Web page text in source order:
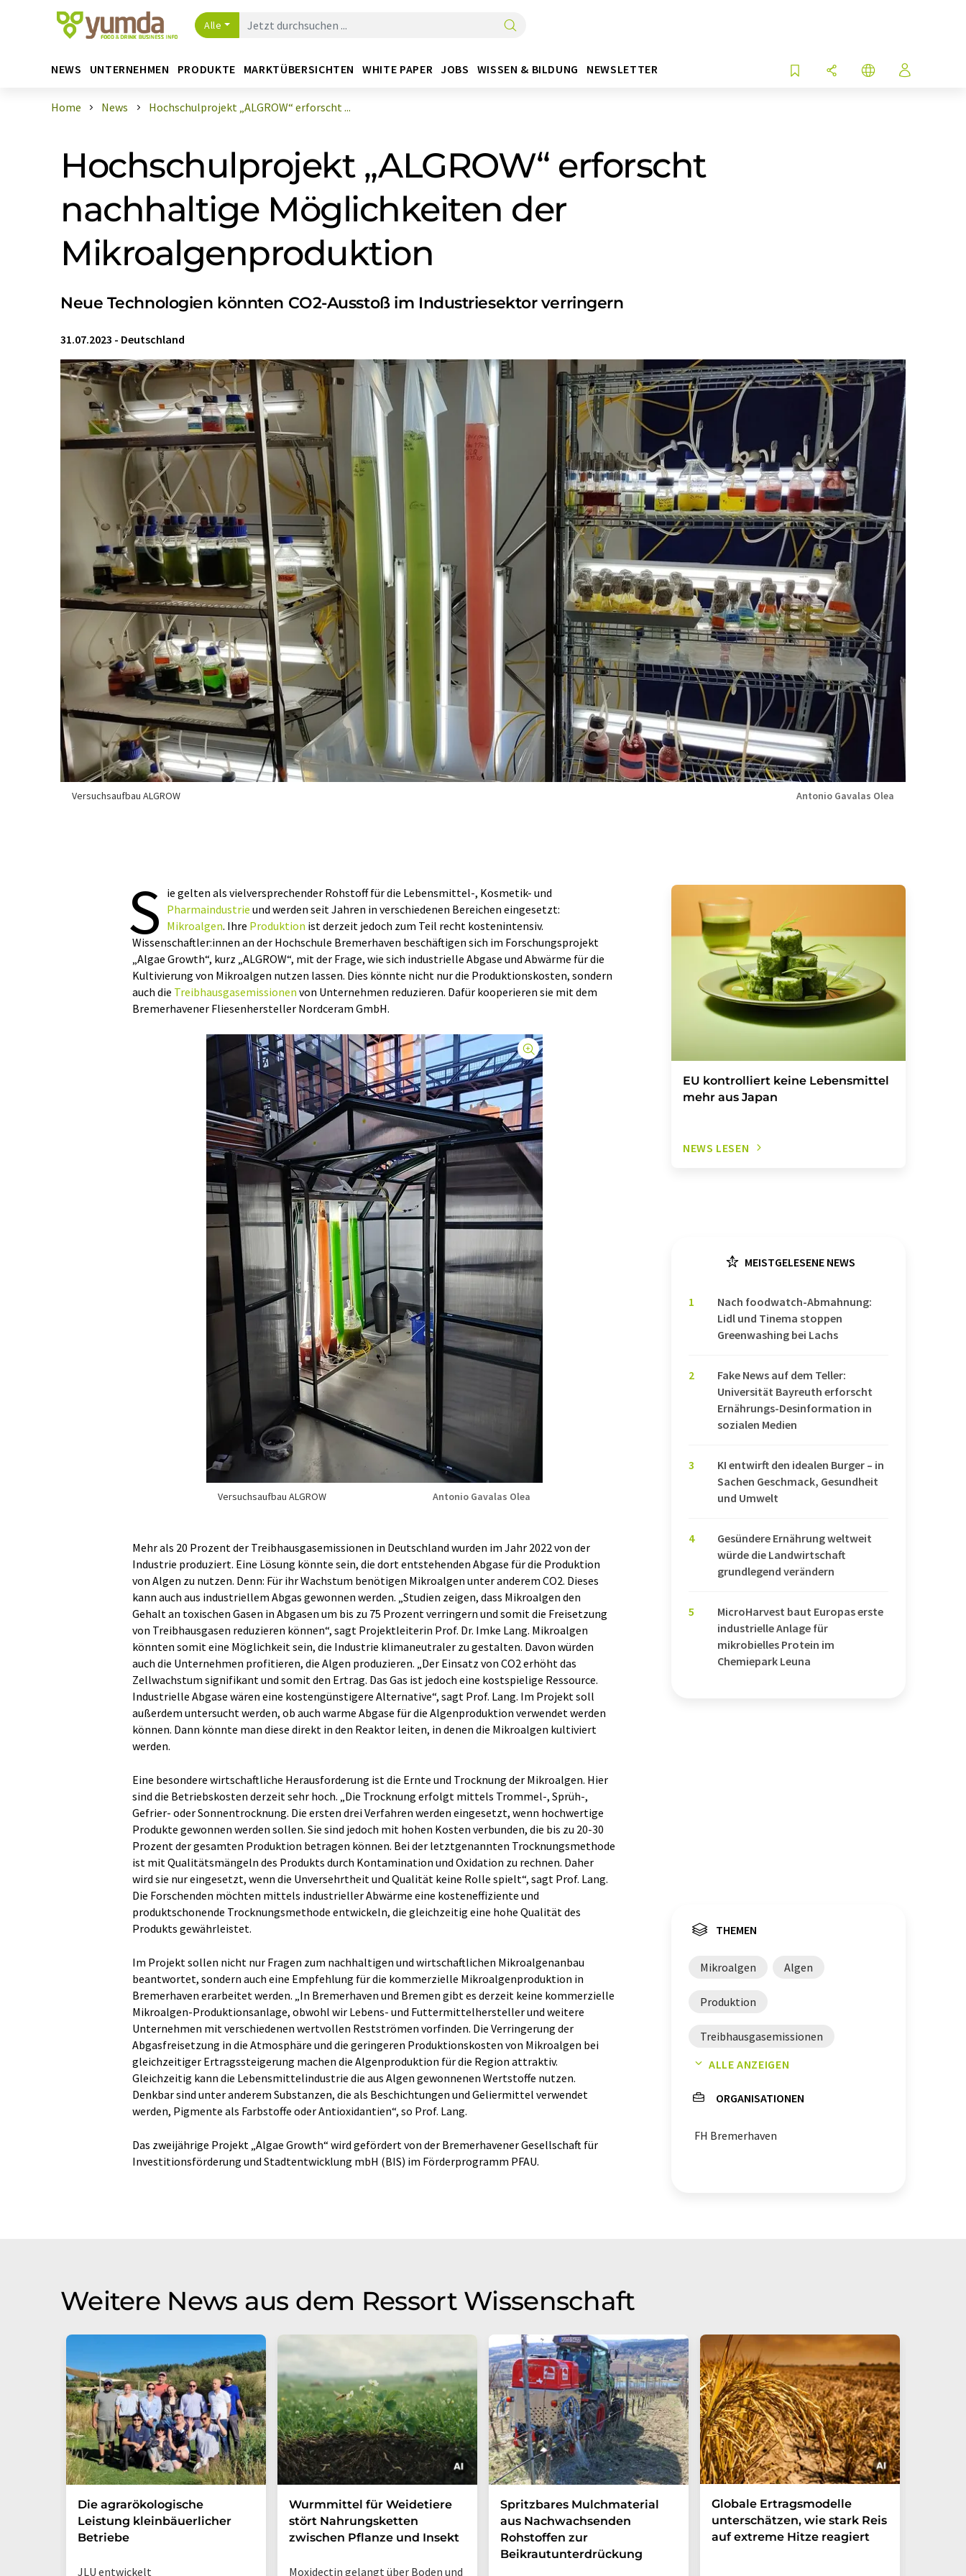
Alle
NEWS UNTERNEHMEN PRODUKTE MARKTÜBERSICHTEN WHITE PAPER JOBS WISSEN & BILDUNG NEWSLETTER
Home News Hochschulprojekt „ALGROW“ erforscht ...
Hochschulprojekt „ALGROW“ erforscht
nachhaltige Möglichkeiten der
Mikroalgenproduktion
Neue Technologien könnten CO2-Ausstoß im Industriesektor verringern
31.07.2023 - Deutschland
Versuchsaufbau ALGROW Antonio Gavalas Olea
S ie gelten als vielversprechender Rohstoff für die Lebensmittel-, Kosmetik- und
Pharmaindustrie und werden seit Jahren in verschiedenen Bereichen eingesetzt:
Mikroalgen. Ihre Produktion ist derzeit jedoch zum Teil recht kostenintensiv.
Wissenschaftler:innen an der Hochschule Bremerhaven beschäftigen sich im Forschungsprojekt
„Algae Growth“, kurz „ALGROW“, mit der Frage, wie sich industrielle Abgase und Abwärme für die
Kultivierung von Mikroalgen nutzen lassen. Dies könnte nicht nur die Produktionskosten, sondern
auch die Treibhausgasemissionen von Unternehmen reduzieren. Dafür kooperieren sie mit dem
Bremerhavener Fliesenhersteller Nordceram GmbH.
Versuchsaufbau ALGROW Antonio Gavalas Olea
Mehr als 20 Prozent der Treibhausgasemissionen in Deutschland wurden im Jahr 2022 von der
Industrie produziert. Eine Lösung könnte sein, die dort entstehenden Abgase für die Produktion
von Algen zu nutzen. Denn: Für ihr Wachstum benötigen Mikroalgen unter anderem CO2. Dieses
kann auch aus industriellem Abgas gewonnen werden. „Studien zeigen, dass Mikroalgen den
Gehalt an toxischen Gasen in Abgasen um bis zu 75 Prozent verringern und somit die Freisetzung
von Treibhausgasen reduzieren können“, sagt Projektleiterin Prof. Dr. Imke Lang. Mikroalgen
könnten somit eine Möglichkeit sein, die Industrie klimaneutraler zu gestalten. Davon würden
auch die Unternehmen profitieren, die Algen produzieren. „Der Einsatz von CO2 erhöht das
Zellwachstum signifikant und somit den Ertrag. Das Gas ist jedoch eine kostspielige Ressource.
Industrielle Abgase wären eine kostengünstigere Alternative“, sagt Prof. Lang. Im Projekt soll
außerdem untersucht werden, ob auch warme Abgase für die Algenproduktion verwendet werden
können. Dann könnte man diese direkt in den Reaktor leiten, in denen die Mikroalgen kultiviert
werden.
Eine besondere wirtschaftliche Herausforderung ist die Ernte und Trocknung der Mikroalgen. Hier
sind die Betriebskosten derzeit sehr hoch. „Die Trocknung erfolgt mittels Trommel-, Sprüh-,
Gefrier- oder Sonnentrocknung. Die ersten drei Verfahren werden eingesetzt, wenn hochwertige
Produkte gewonnen werden sollen. Sie sind jedoch mit hohen Kosten verbunden, die bis zu 20-30
Prozent der gesamten Produktion betragen können. Bei der letztgenannten Trocknungsmethode
ist mit Qualitätsmängeln des Produkts durch Kontamination und Oxidation zu rechnen. Daher
wird sie nur eingesetzt, wenn die Unversehrtheit und Qualität keine Rolle spielt“, sagt Prof. Lang.
Die Forschenden möchten mittels industrieller Abwärme eine kosteneffiziente und
produktschonende Trocknungsmethode entwickeln, die gleichzeitig eine hohe Qualität des
Produkts gewährleistet.
Im Projekt sollen nicht nur Fragen zum nachhaltigen und wirtschaftlichen Mikroalgenanbau
beantwortet, sondern auch eine Empfehlung für die kommerzielle Mikroalgenproduktion in
Bremerhaven erarbeitet werden. „In Bremerhaven und Bremen gibt es derzeit keine kommerzielle
Mikroalgen-Produktionsanlage, obwohl wir Lebens- und Futtermittelhersteller und weitere
Unternehmen mit verschiedenen wertvollen Restströmen vorfinden. Die Verringerung der
Abgasfreisetzung in die Atmosphäre und die geringeren Produktionskosten von Mikroalgen bei
gleichzeitiger Ertragssteigerung machen die Algenproduktion für die Region attraktiv.
Gleichzeitig kann die Lebensmittelindustrie die aus Algen gewonnenen Wertstoffe nutzen.
Denkbar sind unter anderem Substanzen, die als Beschichtungen und Geliermittel verwendet
werden, Pigmente als Farbstoffe oder Antioxidantien“, so Prof. Lang.
Das zweijährige Projekt „Algae Growth“ wird gefördert von der Bremerhavener Gesellschaft für
Investitionsförderung und Stadtentwicklung mbH (BIS) im Förderprogramm PFAU.
EU kontrolliert keine Lebensmittel
mehr aus Japan
NEWS LESEN
MEISTGELESENE NEWS
1
Nach foodwatch-Abmahnung:
Lidl und Tinema stoppen
Greenwashing bei Lachs
2
Fake News auf dem Teller:
Universität Bayreuth erforscht
Ernährungs-Desinformation in
sozialen Medien
3
KI entwirft den idealen Burger – in
Sachen Geschmack, Gesundheit
und Umwelt
4
Gesündere Ernährung weltweit
würde die Landwirtschaft
grundlegend verändern
5
MicroHarvest baut Europas erste
industrielle Anlage für
mikrobielles Protein im
Chemiepark Leuna
THEMEN
Mikroalgen Algen
Produktion
Treibhausgasemissionen
Oxidation Lebensmittel
Lebensmittelindustrie
Farbstoffe
ALLE ANZEIGEN
ORGANISATIONEN
FH Bremerhaven
Weitere News aus dem Ressort Wissenschaft
Die agrarökologische
Leistung kleinbäuerlicher
Betriebe
JLU entwickelt
Wurmmittel für Weidetiere
stört Nahrungsketten
zwischen Pflanze und Insekt
Moxidectin gelangt über Boden und
Spritzbares Mulchmaterial
aus Nachwachsenden
Rohstoffen zur
Beikrautunterdrückung
Globale Ertragsmodelle
unterschätzen, wie stark Reis
auf extreme Hitze reagiert